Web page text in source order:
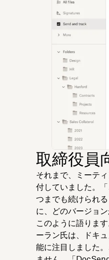
取締役員
それまで、ミーテ
付していました。
つまでも続けられ
に、どのバージョ
このように語りま
ーラン氏は、ドキ
能に注目しました